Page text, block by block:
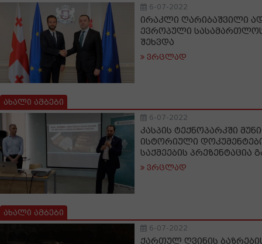
6-07-2022
ირაკლი ღარიბაშვილი
ევროპული
შეხვდა
ვრცლად
ახალი ამბები
6-07-2022
კასპის ტექნოპარკში
ისტორიული
საქმეების პრეზენტაცია
ვრცლად
ახალი ამბები
6-07-2022
ქართულ ღვინის